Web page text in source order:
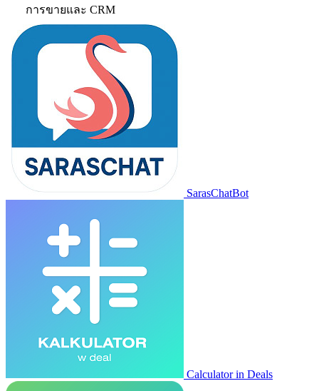
การขายและ CRM
SarasChatBot
Calculator in Deals